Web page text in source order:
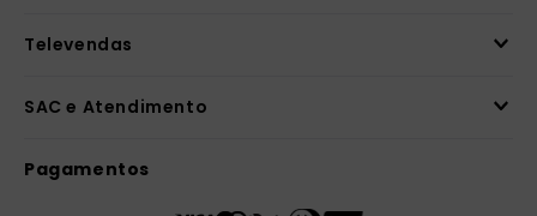
Televendas
SAC e Atendimento
Pagamentos